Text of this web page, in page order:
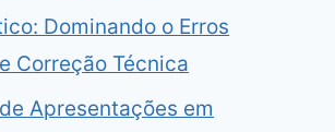
Dominando o Erros
Correção Técnica
Apresentações em